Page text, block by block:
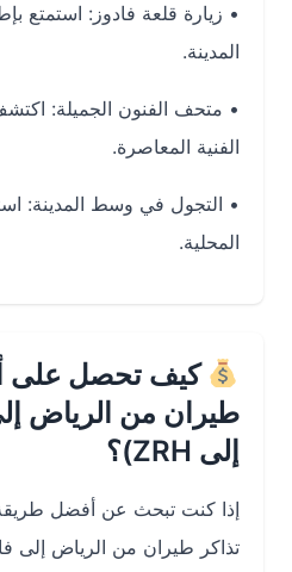
زيارة قلعة فادوز : استمتع بإطلالة
المدينة.
متحف الفنون الجميلة: اكتشف
الفنية المعاصرة.
التجول في وسط المدينة: استمتع
المحلية.
كيف تحصل على
إذا كنت تبحث عن أفضل طريقة
تذاكر طيران من الرياض إلى فادوز،